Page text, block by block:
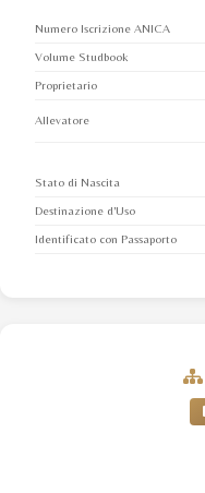
Numero Iscrizione ANICA
Volume Studbook
Proprietario
Allevatore
Stato di Nascita
Destinazione d'Uso
Identificato con Passaporto